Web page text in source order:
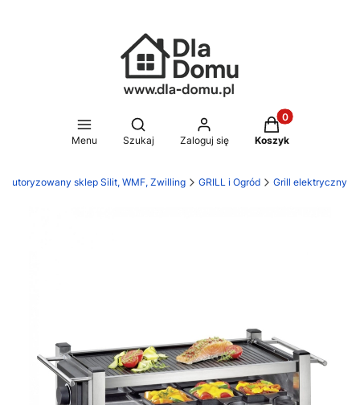
Menu
Otwórz wyszukiwarkę
Szukaj Zaloguj się
Produkty w
Koszyk
Autoryzowany sklep Silit, WMF, Zwilling GRILL i Ogród Grill elektryczny